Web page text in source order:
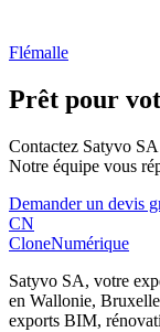
Flémalle
Prêt pour
Contactez Satyvo
Notre équipe vous
Demander un devis
CN
CloneNumérique
Satyvo SA, votre
en Wallonie,
exports BIM,